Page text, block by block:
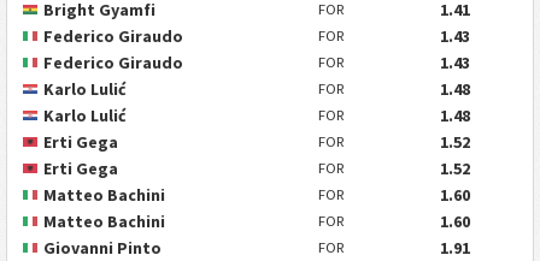
Bright Gyamfi FOR
1.41
Federico Giraudo
FOR
1.43
Federico Giraudo
FOR
1.43
Karlo Lulić
FOR
1.48
Karlo Lulić
FOR
1.48
Erti Gega
FOR
1.52
Erti Gega
FOR
1.52
Matteo Bachini
FOR
1.60
Matteo Bachini
FOR
1.60
Giovanni Pinto
FOR
1.91